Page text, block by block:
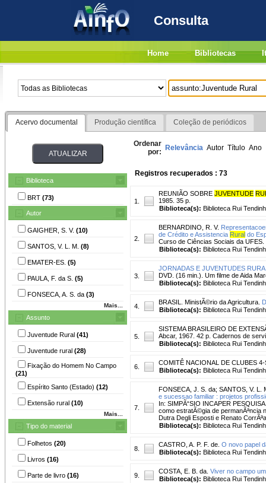
Consulta
Home Bibliotecas
Acervo documental Produção científica Coleção de periódicos
Biblioteca
BRT (73)
Autor
GAIGHER, S. V. (10)
SANTOS, V. L. M. (8)
EMATER-ES. (5)
PAULA, F. da S. (5)
FONSECA, A. S. da (3)
Mais...
Assunto
Juventude Rural (41)
Juventude rural (28)
Fixação do Homem No Campo
(21)
Espírito Santo (Estado) (12)
Extensão rural (10)
Mais...
Tipo do material
Folhetos (20)
Livros (16)
Parte de livro (16)
Ordenar
por: Relevância Autor Título Ano
Registros recuperados : 73
1.
REUNIÃO SOBRE JUVENTUDE
1985. 35 p.
Biblioteca(s): Biblioteca Rui
2.
BERNARDINO, R. V.
de Crédito e Assistencia Rural do
Curso de Ciências Sociais da
Biblioteca(s): Biblioteca Rui
3.
JORNADAS E JUVENTUDES
DVD. (16 min.). Um filme de Aida
Biblioteca(s): Biblioteca Rui
4.
BRASIL. MinistÃ©rio da Agricultura.
Biblioteca(s): Biblioteca Rui
5.
SISTEMA BRASILEIRO DE
Abcar, 1967. 42 p. Cadernos de
Biblioteca(s): Biblioteca Rui
6.
COMITÊ NACIONAL DE CLUBES 4-
Biblioteca(s): Biblioteca Rui
7.
FONSECA, J. S. da; SANTOS, V. L.
e sucessao familiar : projetos
In: SIMPÃ“SIO INCAPER
como estratÃ©gia de permanÃªncia
Dutra Degli Esposti e Renato
Biblioteca(s): Biblioteca Rui
8.
CASTRO, A. P. F. de. O novo papel
Biblioteca(s): Biblioteca Rui
9.
COSTA, E. B. da. Viver no campo
Biblioteca(s): Biblioteca Rui